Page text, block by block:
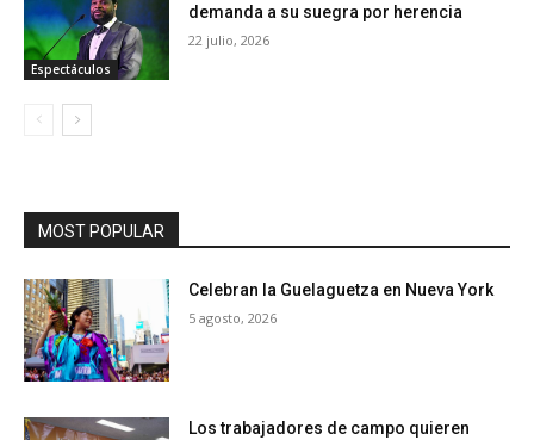
Espectáculos
demanda a su suegra por herencia
22 julio, 2026
MOST POPULAR
Celebran la Guelaguetza en Nueva York
5 agosto, 2026
Los trabajadores de campo quieren